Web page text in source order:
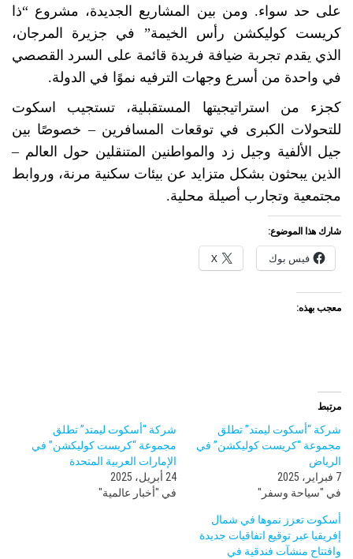
على حد سواء. ومن بين المشاريع الجديدة، مشروع “ذا
كريست كوليكشن رأس الخيمة” في جزيرة المرجان،
الذي يقدم تجربة ضيافة فريدة قائمة على السرد القصصي
في واحدة من أسرع وجهات الترفيه نموًا في الدولة.
كجزء من استراتيجيتها المستقبلية، تستجيب اسكوت
للتحولات الكبرى في توقعات المسافرين – خصوصًا بين
جيل الألفية وجيل زد والمواطنين المتنقلين حول العالم –
الذين يبحثون بشكل متزايد عن بيئات سكنية مرنة، وروابط
مجتمعية وتجارب أصيلة محلية.
شارك هذا الموضوع:
فيس بوك X
معجب بهذه:
مرتبط
شركة “أسكوت ليمتد” تطلق
مجموعة “كريست كوليكشن” في
الرياض
7 فبراير، 2025
في "سياحة وسفر"
شركة “أسكوت ليمتد” تطلق
مجموعة “كريست كوليكشن” في
الإمارات العربية المتحدة
24 أبريل، 2025
في "أخبار عالمية"
أسكوت تعزز نموها في شمال
إفريقيا عبر توقيع اتفاقيات جديدة
وافتتاح منشآت فندقية في